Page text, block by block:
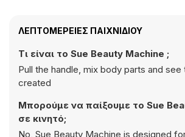
ΛΕΠΤΟΜΈΡΕΙΕΣ ΠΑΙΧΝΙΔΙΟΎ
Τι είναι το Sue Beauty Machine ;
Pull the handle, mix body parts and
created
Μπορούμε να παίξουμε το Sue
σε κινητό;
No, Sue Beauty Machine is designed